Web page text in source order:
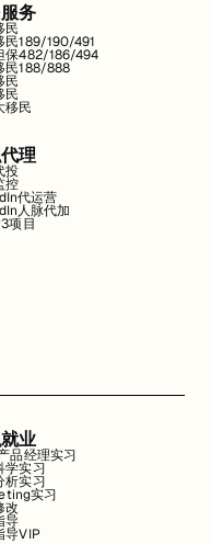
务
民
民189/190/491
保482/186/494
民188/888
民
民
移民
理
投
控
代运营
人脉代加
项目
业
品经理实习
学实习
析实习
实习
改
导
导VIP